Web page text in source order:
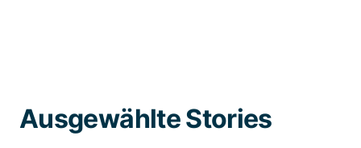
Ausgewählte Stories